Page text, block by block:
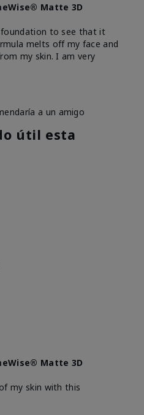
Matte 3D
to see that it
melts off my face and
my skin. I am very
a un amigo
útil esta
Matte 3D
my skin with this